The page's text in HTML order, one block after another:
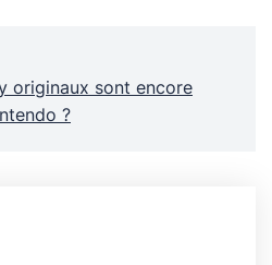
originaux sont encore
?